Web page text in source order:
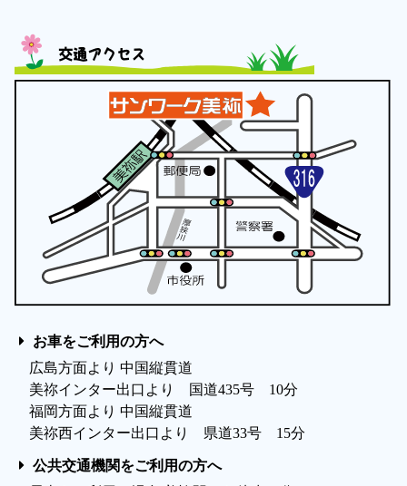
交通アクセス
お車をご利用の方へ
広島方面より 中国縦貫道
美祢インター出口より 国道435号 10分
福岡方面より 中国縦貫道
美祢西インター出口より 県道33号 15分
公共交通機関をご利用の方へ